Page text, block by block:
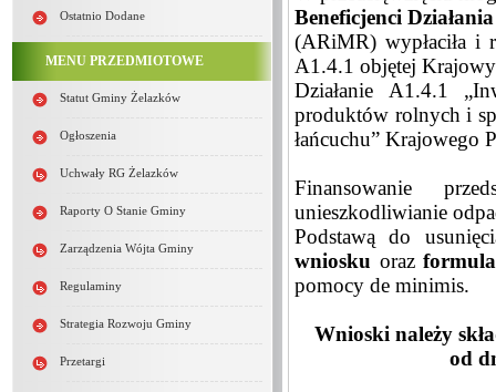
Ostatnio Dodane
MENU PRZEDMIOTOWE
Statut Gminy Żelazków
Ogłoszenia
Uchwały RG Żelazków
Raporty O Stanie Gminy
Zarządzenia Wójta Gminy
Regulaminy
Strategia Rozwoju Gminy
Przetargi
Beneficjenci
(ARiMR) wypłaciła i
A1.4.1 objętej
Działanie A1.4.1
produktów rolnych i
łańcuchu” Krajowego
Finansowanie
unieszkodliwianie
Podstawą do
wniosku oraz
pomocy de minimis.
Wnioski należy
od